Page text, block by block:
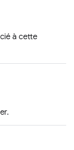
à cette